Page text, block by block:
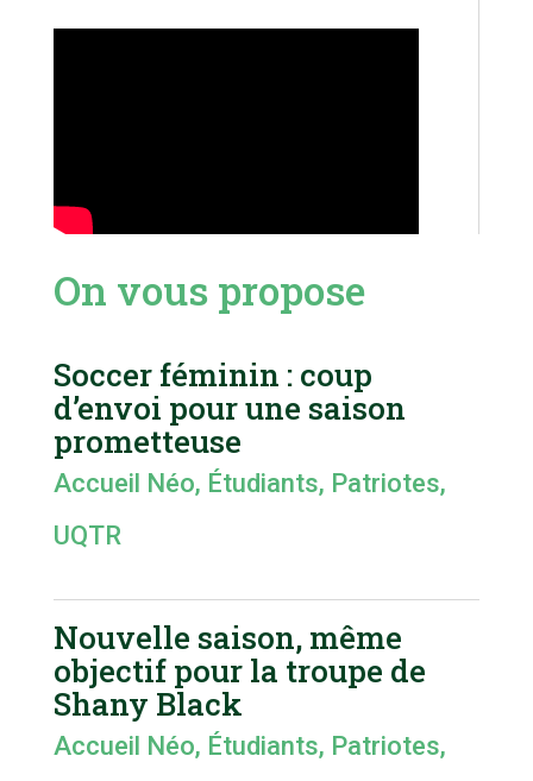
On vous propose
Soccer féminin : coup
d’envoi pour une saison
prometteuse
Accueil Néo, Étudiants, Patriotes,
UQTR
Nouvelle saison, même
objectif pour la troupe de
Shany Black
Accueil Néo, Étudiants, Patriotes,